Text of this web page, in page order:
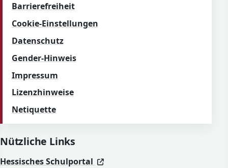
Barrierefreiheit
Cookie-Einstellungen
Datenschutz
Gender-Hinweis
Impressum
Lizenzhinweise
Netiquette
Nützliche Links
Hessisches Schulportal (öffnet in neuem Fenster)
(öffnet in neuem Fenster)